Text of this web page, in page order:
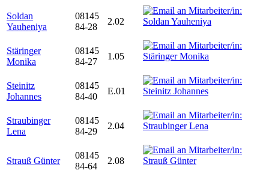
Soldan
Yauheniya
08145
84-28
2.02
Stäringer
Monika
08145
84-27
1.05
Steinitz
Johannes
08145
84-40
E.01
Straubinger
Lena
08145
84-29
2.04
Strauß Günter
08145
84-64
2.08